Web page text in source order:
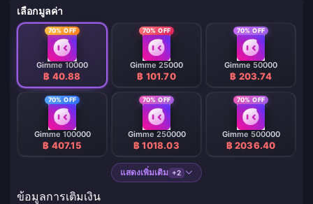
เลือกมูลค่า
70% OFF
Gimme 10000
฿ 40.88
70% OFF
Gimme 25000
฿ 101.70
70% OFF
Gimme 50000
฿ 203.74
70% OFF
Gimme 100000
฿ 407.15
70% OFF
Gimme 250000
฿ 1018.03
70% OFF
Gimme 500000
฿ 2036.40
แสดงเพิ่มเติม +2
ข้อมูลการเติมเงิน